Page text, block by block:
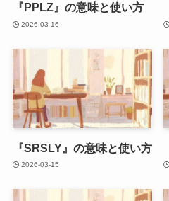
『PPLZ』の意味と使い方
2026-03-16
『SRSLY』の意味と使い方
2026-03-15